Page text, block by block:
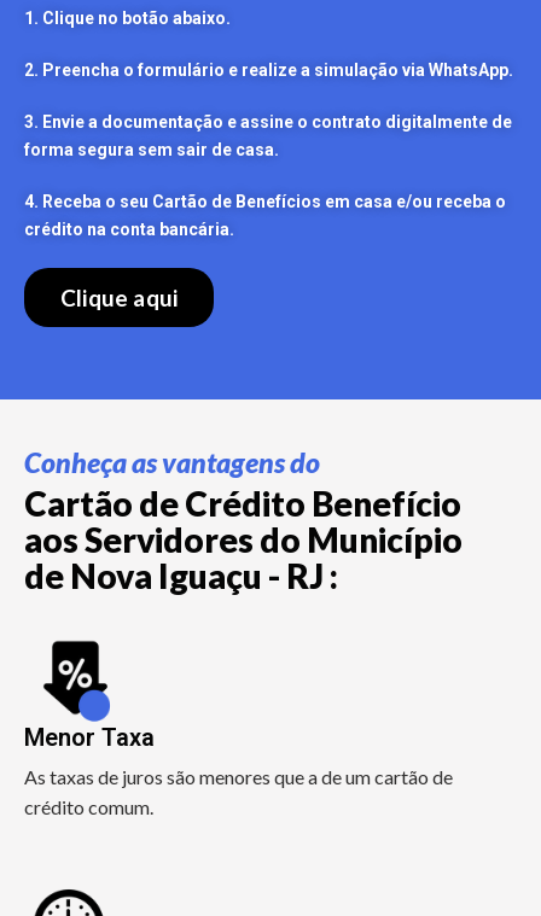
1. Clique no botão abaixo.
2. Preencha o formulário e realize a simulação via WhatsApp.
3. Envie a documentação e assine o contrato digitalmente de
forma segura sem sair de casa.
4. Receba o seu Cartão de Benefícios em casa e/ou receba o
crédito na conta bancária.
Clique aqui
Conheça as vantagens do
Cartão de Crédito Benefício
aos Servidores do Município
de Nova Iguaçu - RJ :
Menor Taxa
As taxas de juros são menores que a de um cartão de
crédito comum.